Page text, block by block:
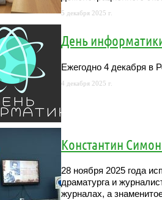
5 декабря 2025 г.
День
Ежегодно 4 декабря в
4 декабря 2025 г.
Константин
28 ноября 2025 года
драматурга и
журналах, а